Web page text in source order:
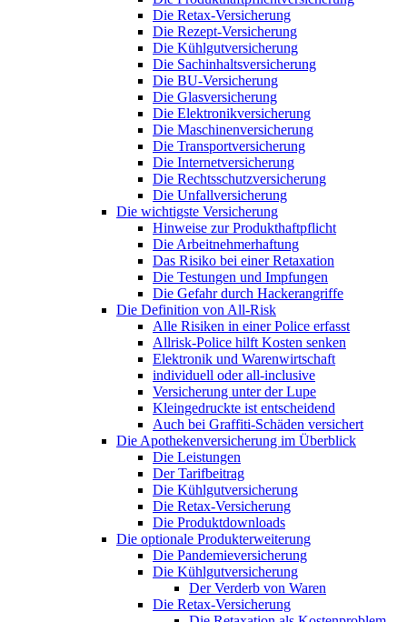
Die Retax-Versicherung
Die Rezept-Versicherung
Die Kühlgutversicherung
Die Sachinhaltsversicherung
Die BU-Versicherung
Die Glasversicherung
Die Elektronikversicherung
Die Maschinenversicherung
Die Transportversicherung
Die Internetversicherung
Die Rechtsschutzversicherung
Die Unfallversicherung
Die wichtigste Versicherung
Hinweise zur Produkthaftpflicht
Die Arbeitnehmerhaftung
Das Risiko bei einer Retaxation
Die Testungen und Impfungen
Die Gefahr durch Hackerangriffe
Die Definition von All-Risk
Alle Risiken in einer Police erfasst
Allrisk-Police hilft Kosten senken
Elektronik und Warenwirtschaft
individuell oder all-inclusive
Versicherung unter der Lupe
Kleingedruckte ist entscheidend
Auch bei Graffiti-Schäden versichert
Die Apothekenversicherung im Überblick
Die Leistungen
Der Tarifbeitrag
Die Kühlgutversicherung
Die Retax-Versicherung
Die Produktdownloads
Die optionale Produkterweiterung
Die Pandemieversicherung
Die Kühlgutversicherung
Der Verderb von Waren
Die Retax-Versicherung